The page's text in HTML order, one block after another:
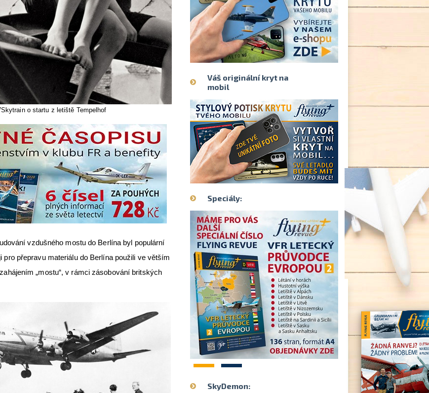
o startu z letiště Tempelhof
vzdušného mostu do Berlína byl populární
pro přepravu materiálu do Berlína použili ve větším
„mostu“, v rámci zásobování britských
Váš originální kryt na
mobil
Speciály:
1 2
SkyDemon: